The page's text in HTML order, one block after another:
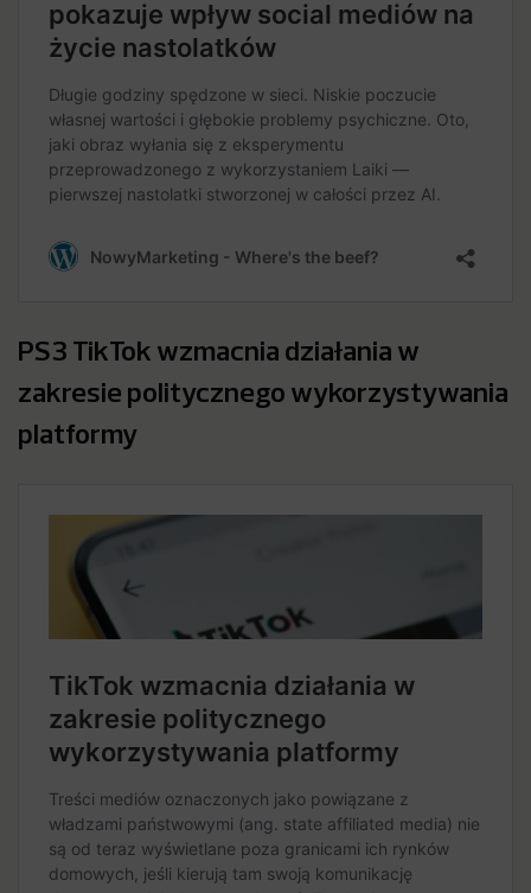
PS3 TikTok wzmacnia działania w
zakresie politycznego wykorzystywania
platformy